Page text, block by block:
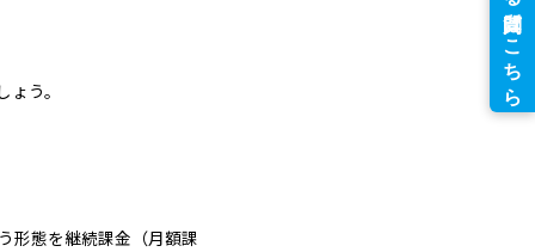
う。
形態を継続課金（月額課